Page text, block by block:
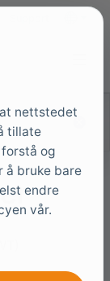
nettstedet
tillate
og
å bruke bare
endre
vår.